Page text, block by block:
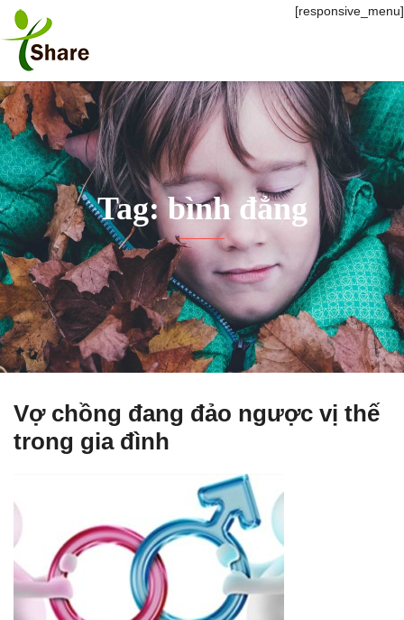
[responsive_menu]
Tag: bình đẳng
Vợ chồng đang đảo ngược vị thế
trong gia đình